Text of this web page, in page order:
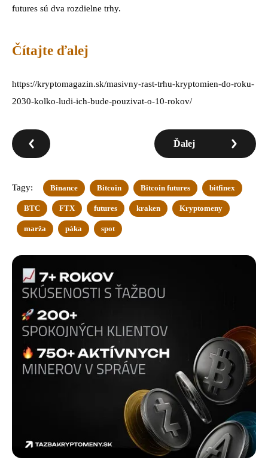
futures sú dva rozdielne trhy.
Čítajte ďalej
https://kryptomagazin.sk/masivny-rast-trhu-kryptomien-do-roku-
2030-kolko-ludi-ich-bude-pouzivat-o-10-rokov/
Ďalej
Tagy: Binance Bitcoin Bitcoin futures bitfinex
BTC FTX futures kraken Kryptomeny
marža páka spot